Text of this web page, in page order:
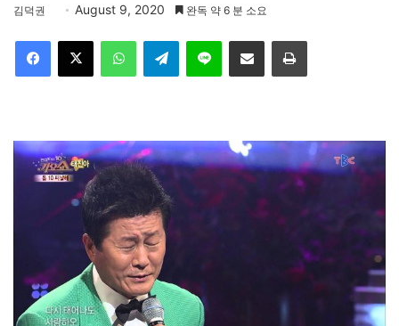
김덕권 August 9, 2020 완독 약 6 분 소요
Telegram 이메일